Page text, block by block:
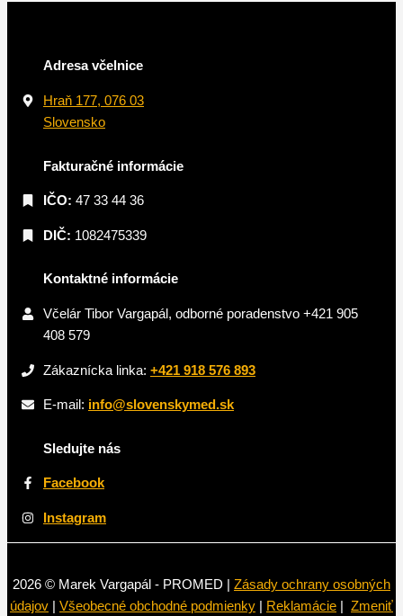
Adresa včelnice
Hraň 177, 076 03
Slovensko
Fakturačné informácie
IČO: 47 33 44 36
DIČ: 1082475339
Kontaktné informácie
Včelár Tibor Vargapál, odborné poradenstvo +421 905
408 579
Zákaznícka linka: +421 918 576 893
E-mail: info@slovenskymed.sk
Sledujte nás
Facebook
Instagram
2026 © Marek Vargapál - PROMED | Zásady ochrany osobných
údajov
Všeobecné obchodné podmienky Reklamácie Zmeniť